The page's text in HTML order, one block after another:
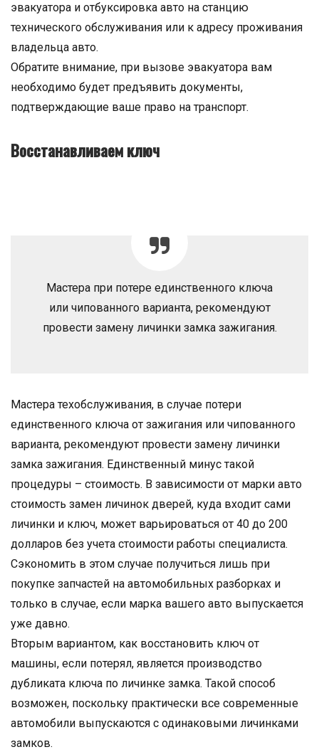
эвакуатора и отбуксировка авто на станцию
технического обслуживания или к адресу проживания
владельца авто.
Обратите внимание, при вызове эвакуатора вам
необходимо будет предъявить документы,
подтверждающие ваше право на транспорт.
Восстанавливаем ключ
Мастера при потере единственного ключа
или чипованного варианта, рекомендуют
провести замену личинки замка зажигания.
Мастера техобслуживания, в случае потери
единственного ключа от зажигания или чипованного
варианта, рекомендуют провести замену личинки
замка зажигания. Единственный минус такой
процедуры – стоимость. В зависимости от марки авто
стоимость замен личинок дверей, куда входит сами
личинки и ключ, может варьироваться от 40 до 200
долларов без учета стоимости работы специалиста.
Сэкономить в этом случае получиться лишь при
покупке запчастей на автомобильных разборках и
только в случае, если марка вашего авто выпускается
уже давно.
Вторым вариантом, как восстановить ключ от
машины, если потерял, является производство
дубликата ключа по личинке замка. Такой способ
возможен, поскольку практически все современные
автомобили выпускаются с одинаковыми личинками
замков.